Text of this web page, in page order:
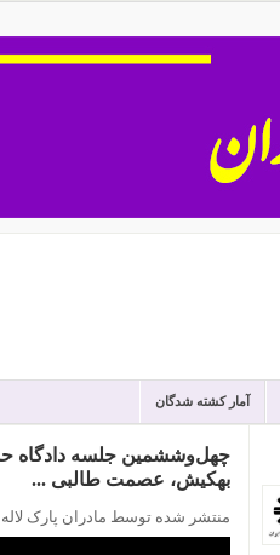
آمار کشته شدگان
چهل‌وششمین‌ جلسه دادگاه
بهکیش، عصمت طالبی ...
منتشر شده توسط مادران پارک لاله